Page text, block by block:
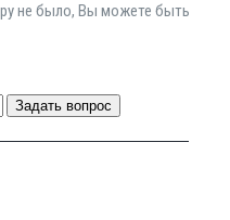
не было, Вы можете быть